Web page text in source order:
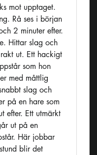
mot upptaget.
Rå ses i början
2 minuter efter.
Hittar slag och
ut. Ett hackigt
som hon
med måttlig
slag och
på en hare som
efter. Ett utmärkt
ut på en
Här jobbar
blir det